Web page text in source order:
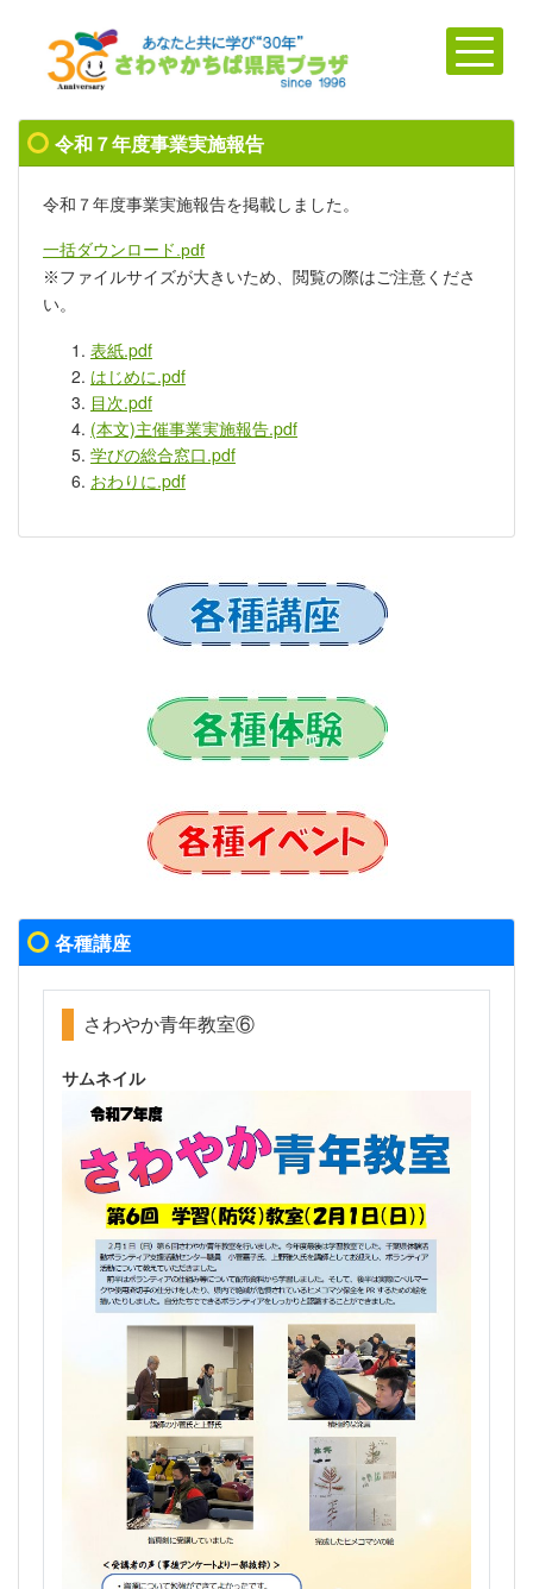
令和７年度事業実施報告
令和７年度事業実施報告を掲載しました。
一括ダウンロード.pdf
※ファイルサイズが大きいため、閲覧の際はご注意くださ
い。
表紙.pdf
はじめに.pdf
目次.pdf
(本文)主催事業実施報告.pdf
学びの総合窓口.pdf
おわりに.pdf
各種講座
さわやか青年教室⑥
サムネイル